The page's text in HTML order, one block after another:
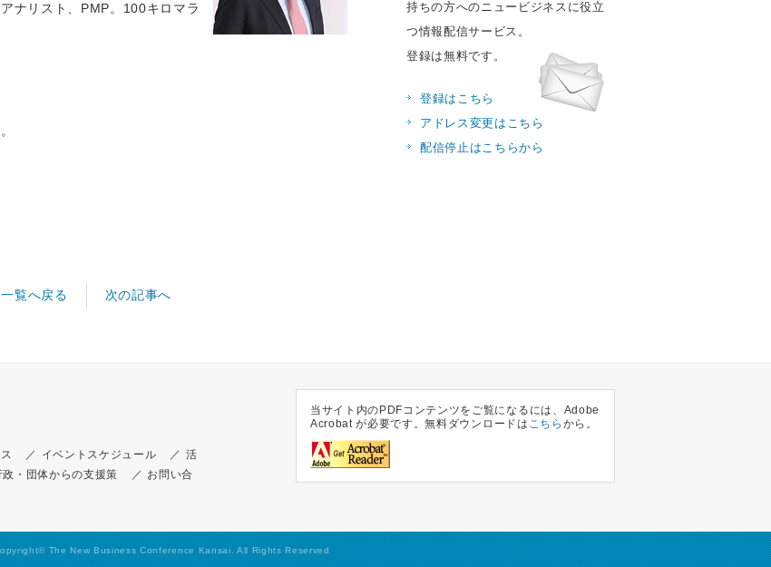
ナリスト、PMP。100キロマラ
一覧へ戻る 次の記事へ
持ちの方へのニュービジネスに役立
つ情報配信サービス。
登録は無料です。
登録はこちら
アドレス変更はこちら
配信停止はこちらから
イベントスケジュール
活
政・団体からの支援策
お問い合
当サイト内のPDFコンテンツをご覧になるには、Adobe
Acrobat が必要です。無料ダウンロードは こちら から。
The New Business Conference Kansai. All Rights Reserved